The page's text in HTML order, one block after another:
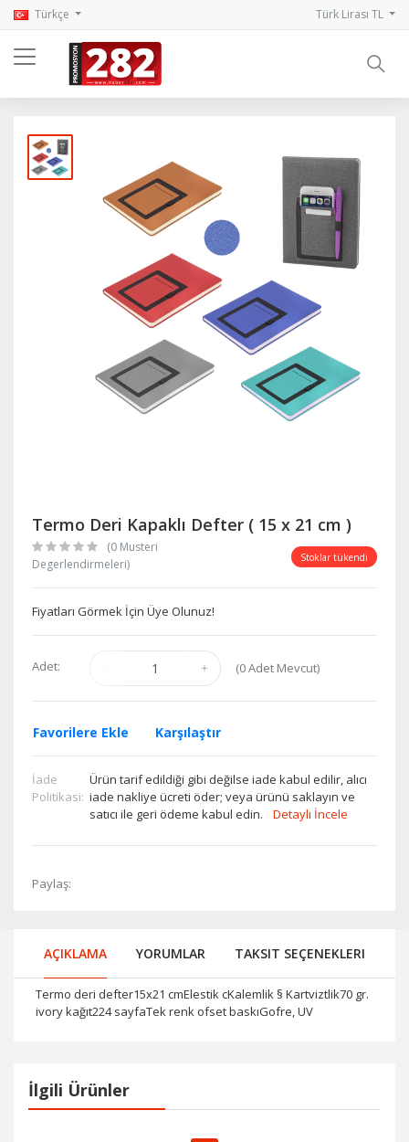
Türkçe Türk Lirası TL
Termo Deri Kapaklı Defter ( 15 x 21 cm )
(0 Musteri
Degerlendirmeleri)
Stoklar tükendi
Fiyatları Görmek İçin Üye Olunuz!
Adet: (0Adet Mevcut)
Favorilere Ekle Karşılaştır
İade
Politikasi:
Ürün tarif edildiği gibi değilse iade kabul edilir, alıcı
iade nakliye ücreti öder; veya ürünü saklayın ve
satıcı ile geri ödeme kabul edin.
Detaylı İncele
Paylaş:
AÇIKLAMA YORUMLAR TAKSIT SEÇENEKLERI
Termo deri defter15x21 cmElestik cKalemlik § Kartviztlik70 gr.
ivory kağıt224 sayfaTek renk ofset baskıGofre, UV
İlgili Ürünler